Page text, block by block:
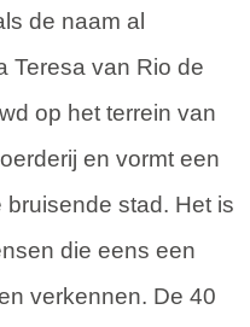
de naam al
Teresa van Rio de
op het terrein van
en vormt een
stad. Het is
die eens een
verkennen. De 40